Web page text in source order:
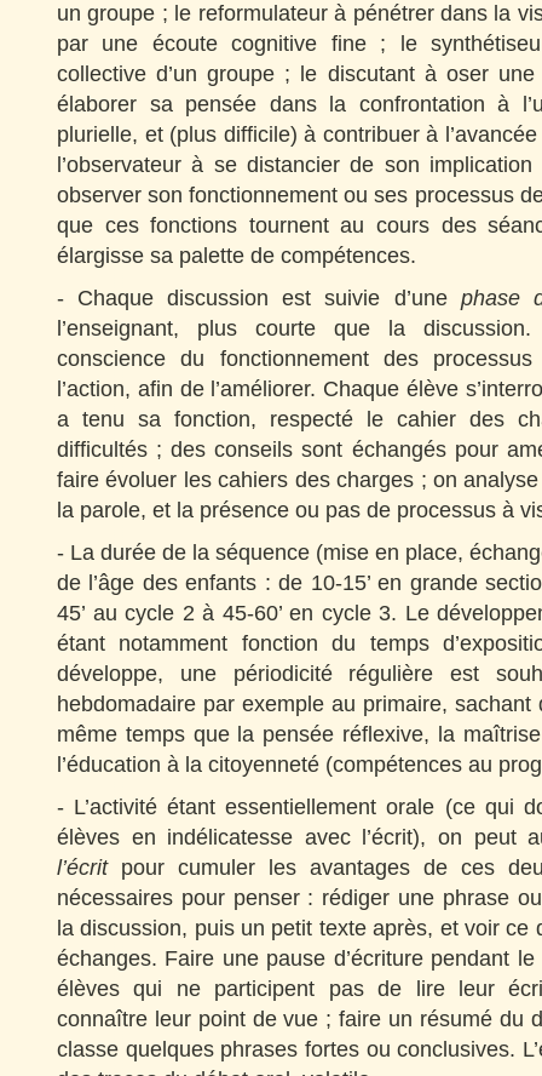
un groupe ; le reformulateur à pénétrer dans la
par une écoute cognitive fine ; le
collective d’un groupe ; le discutant à oser une
élaborer sa pensée dans la confrontation à
plurielle, et (plus difficile) à contribuer à
l’observateur à se distancier de son
observer son fonctionnement ou ses processus
que ces fonctions tournent au cours des
élargisse sa palette de compétences.
- Chaque discussion est suivie d’une phase
l’enseignant, plus courte que la
conscience du fonctionnement des
l’action, afin de l’améliorer. Chaque élève
a tenu sa fonction, respecté le cahier des
difficultés ; des conseils sont échangés pour
faire évoluer les cahiers des charges ; on
la parole, et la présence ou pas de processus à
- La durée de la séquence (mise en place,
de l’âge des enfants : de 10-15’ en grande
45’ au cycle 2 à 45-60’ en cycle 3. Le
étant notamment fonction du temps
développe, une périodicité régulière est
hebdomadaire par exemple au primaire, sachant
même temps que la pensée réflexive, la
l’éducation à la citoyenneté (compétences au
- L’activité étant essentiellement orale (ce qui
élèves en indélicatesse avec l’écrit), on peut
l’écritpour cumuler les avantages de ces
nécessaires pour penser : rédiger une phrase
la discussion, puis un petit texte après, et voir ce
échanges. Faire une pause d’écriture pendant
élèves qui ne participent pas de lire leur
connaître leur point de vue ; faire un résumé du
classe quelques phrases fortes ou conclusives.